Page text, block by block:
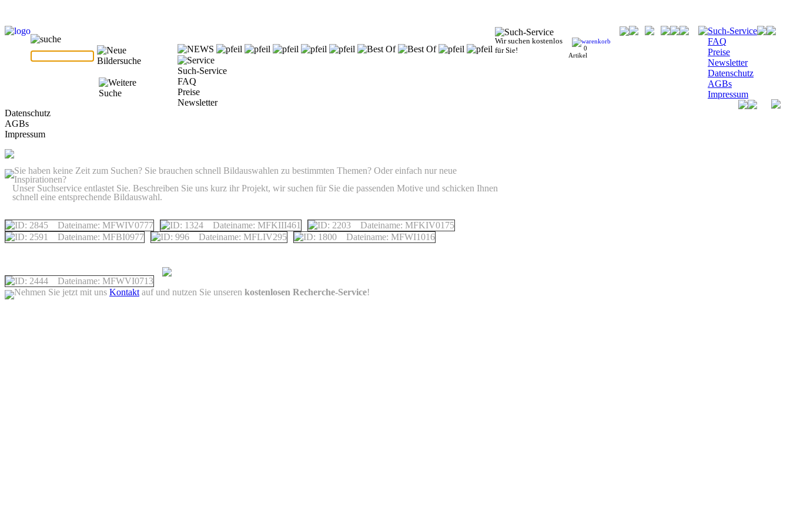
Such-Service
FAQ
Preise
Newsletter
Datenschutz
AGBs
Impressum
0
Artikel
Wir suchen kostenlos
für Sie!
Such-Service
FAQ
Preise
Newsletter
Datenschutz
AGBs
Impressum
Sie haben keine Zeit zum Suchen? Sie brauchen schnell Bildauswahlen zu bestimmten Themen? Oder einfach nur neue
Inspirationen?
Unser Suchservice entlastet Sie. Beschreiben Sie uns kurz ihr Projekt, wir suchen für Sie die passenden Motive und schicken Ihnen
schnell eine entsprechende Bildauswahl.
Nehmen Sie jetzt mit uns Kontakt auf und nutzen Sie unseren kostenlosen Recherche-Service!